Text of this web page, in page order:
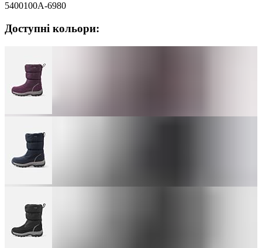
5400100A-6980
Доступні кольори: